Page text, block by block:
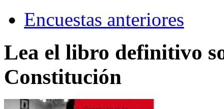
Encuestas anteriores
Lea el libro definitivo
Constitución